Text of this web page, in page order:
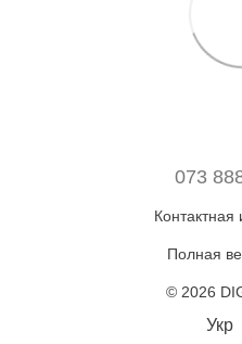
073
Полная
© 2026
Укр